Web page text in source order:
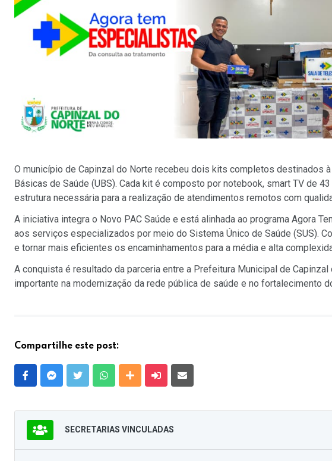
O município de Capinzal do Norte recebeu dois kits completos destinados
Básicas de Saúde (UBS). Cada kit é composto por notebook, smart TV de
estrutura necessária para a realização de atendimentos remotos com
A iniciativa integra o Novo PAC Saúde e está alinhada ao programa Agora
aos serviços especializados por meio do Sistema Único de Saúde (SUS).
e tornar mais eficientes os encaminhamentos para a média e alta
A conquista é resultado da parceria entre a Prefeitura Municipal de
importante na modernização da rede pública de saúde e no fortalecimento
Compartilhe este post:
FacebookMessenger
Twitter WhatsappOutras MídiasEnviar para um amigo
SECRETARIAS VINCULADAS